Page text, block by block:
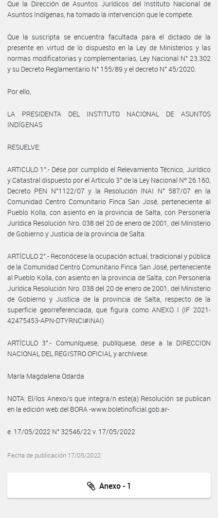
Que la Dirección de Asuntos Jurídicos del Instituto Nacional de
Asuntos Indígenas, ha tomado la intervención que le compete.
Que la suscripta se encuentra facultada para el dictado de la
presente en virtud de lo dispuesto en la Ley de Ministerios y las
normas modificatorias y complementarias, Ley Nacional N° 23.302
y su Decreto Reglamentario N° 155/89 y el decreto N° 45/2020.
Por ello,
LA PRESIDENTA DEL INSTITUTO NACIONAL DE ASUNTOS
INDÍGENAS
RESUELVE:
ARTICULO 1°.- Dése por cumplido el Relevamiento Técnico, Jurídico
y Catastral dispuesto por el Artículo 3° de la Ley Nacional Nº 26.160,
Decreto PEN N°1122/07 y la Resolución INAI N° 587/07 en la
Comunidad Centro Comunitario Finca San José, perteneciente al
Pueblo Kolla, con asiento en la provincia de Salta, con Personería
Jurídica Resolución Nro. 038 del 20 de enero de 2001, del Ministerio
de Gobierno y Justicia de la provincia de Salta.
ARTÍCULO 2°.- Reconócese la ocupación actual, tradicional y pública
de la Comunidad Centro Comunitario Finca San José, perteneciente
al Pueblo Kolla, con asiento en la provincia de Salta, con Personería
Jurídica Resolución Nro. 038 del 20 de enero de 2001, del Ministerio
de Gobierno y Justicia de la provincia de Salta, respecto de la
superficie georreferenciada, que figura como ANEXO I (IF 2021-
42475453-APN-DTYRNCI#INAI)
ARTÍCULO 3°.- Comuníquese, publíquese, dese a la DIRECCION
NACIONAL DEL REGISTRO OFICIAL y archívese.
María Magdalena Odarda
NOTA: El/los Anexo/s que integra/n este(a) Resolución se publican
en la edición web del BORA -www.boletinoficial.gob.ar-
e. 17/05/2022 N° 32546/22 v. 17/05/2022
Fecha de publicación 17/05/2022
Anexo - 1